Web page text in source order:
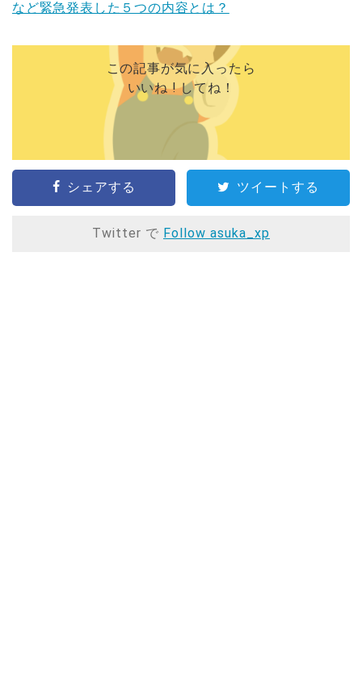
など緊急発表した５つの内容とは？
この記事が気に入ったら
いいね ! してね！
シェアする ツイートする
Twitter で Follow asuka_xp